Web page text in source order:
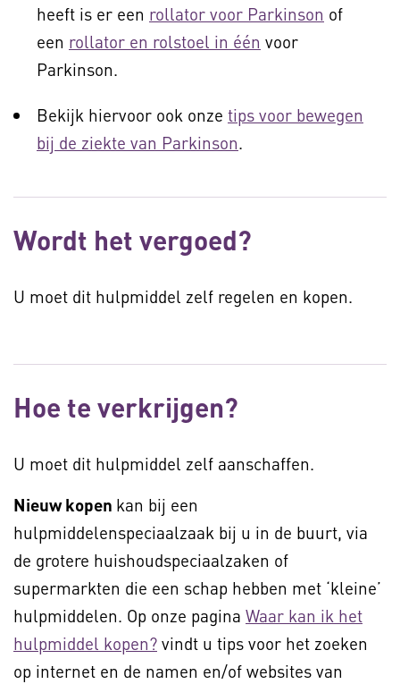
heeft is er een rollator voor Parkinson of
een rollator en rolstoel in één voor
Parkinson.
Bekijk hiervoor ook onze tips voor bewegen
bij de ziekte van Parkinson.
Wordt het vergoed?
U moet dit hulpmiddel zelf regelen en kopen.
Hoe te verkrijgen?
U moet dit hulpmiddel zelf aanschaffen.
Nieuw kopen kan bij een
hulpmiddelenspeciaalzaak bij u in de buurt, via
de grotere huishoudspeciaalzaken of
supermarkten die een schap hebben met ‘kleine’
hulpmiddelen. Op onze pagina Waar kan ik het
hulpmiddel kopen? vindt u tips voor het zoeken
op internet en de namen en/of websites van